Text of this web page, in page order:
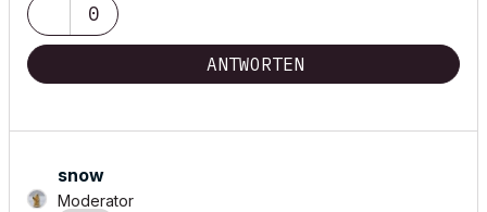
0
ANTWORTEN
snow
Moderator